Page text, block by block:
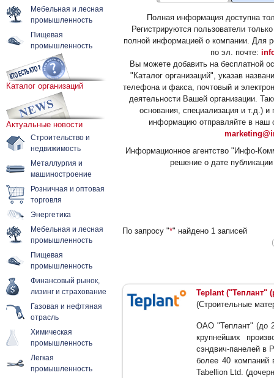
Мебельная и лесная
промышленность
Пищевая
промышленность
Каталог организаций
Актуальные новости
Строительство и
недвижимость
Металлургия и
машиностроение
Розничная и оптовая
торговля
Энергетика
Мебельная и лесная
промышленность
Пищевая
промышленность
Финансовый рынок,
лизинг и страхование
Газовая и нефтяная
отрасль
Химическая
промышленность
Легкая
промышленность
Полная информация доступна
Регистрируются пользователи
полной информацией о компании. Для
по эл. почте:
Вы можете добавить на бесплатной
"Каталог организаций", указав
телефона и факса, почтовый и
деятельности Вашей организации.
основания, специализация и т.д.)
информацию отправляйте в наш
Информационное агентство "Инфо-
решение о дате
По запросу "*" найдено 1 записей
Teplant ("Теплант"
(Строительные
ОАО "Теплант" (до
крупнейших
сэндвич-панелей в
более 40 компаний
Tabellion Ltd.